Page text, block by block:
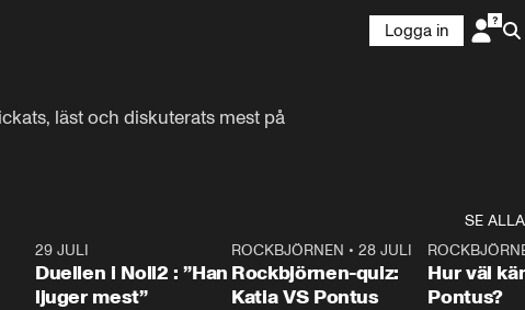
Logga in
läst och diskuterats mest på
SE ALLA
29 JULI
Duellen i Noll2 : ”Han
ljuger mest”
0:15
ROCKBJÖRNEN •28 JULI
Rockbjörnen-quiz:
Katia VS Pontus
Hur väl
Pontus?